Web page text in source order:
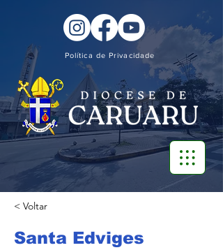
Política de Privacidade
< Voltar
Santa Edviges